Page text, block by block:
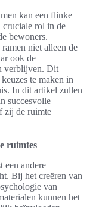
kan een flinke
rol in de
bewoners.
niet alleen de
ook de
verblijven. Dit
te maken in
In dit artikel zullen
succesvolle
zij de ruimte
ruimtes
een andere
Bij het creëren van
van
kunnen het